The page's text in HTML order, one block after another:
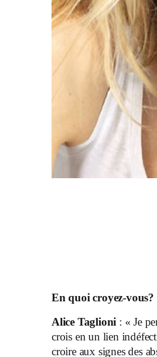
En quoi croyez-vous?
Alice Taglioni : « Je
crois en un lien
croire aux signes des